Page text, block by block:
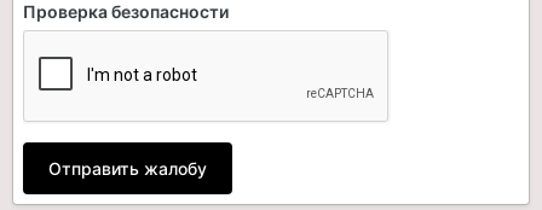
Проверка безопасности
Отправить жалобу